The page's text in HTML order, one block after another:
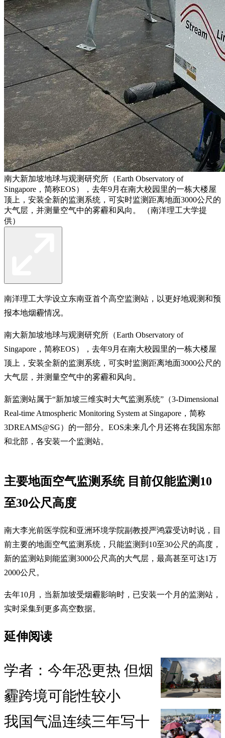
南大新加坡地球与观测研究所（Earth Observatory of
Singapore，简称EOS），去年9月在南大校园里的一栋大楼屋
顶上，安装全新的监测系统，可实时监测距离地面3000公尺的
大气层，并测量空气中的雾霾和风向。 （南洋理工大学提
供）
南洋理工大学设立东南亚首个高空监测站，以更好地观测和预
报本地烟霾情况。
南大新加坡地球与观测研究所（Earth Observatory of
Singapore，简称EOS），去年9月在南大校园里的一栋大楼屋
顶上，安装全新的监测系统，可实时监测距离地面3000公尺的
大气层，并测量空气中的雾霾和风向。
新监测站属于“新加坡三维实时大气监测系统”（3-Dimensional
Real-time Atmospheric Monitoring System at Singapore，简称
3DREAMS@SG）的一部分。EOS未来几个月还将在我国东部
和北部，各安装一个监测站。
主要地面空气监测系统 目前仅能监测10
至30公尺高度
南大李光前医学院和亚洲环境学院副教授严鸿霖受访时说，目
前主要的地面空气监测系统，只能监测到10至30公尺的高度，
新的监测站则能监测3000公尺高的大气层，最高甚至可达1万
2000公尺。
去年10月，当新加坡受烟霾影响时，已安装一个月的监测站，
实时采集到更多高空数据。
延伸阅读
学者：今年恐更热 但烟
霾跨境可能性较小
我国气温连续三年写十